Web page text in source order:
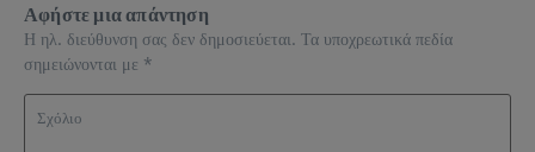
Αφήστε μια απάντηση
Η ηλ. διεύθυνση σας δεν δημοσιεύεται. Τα υποχρεωτικά πεδία
σημειώνονται με *